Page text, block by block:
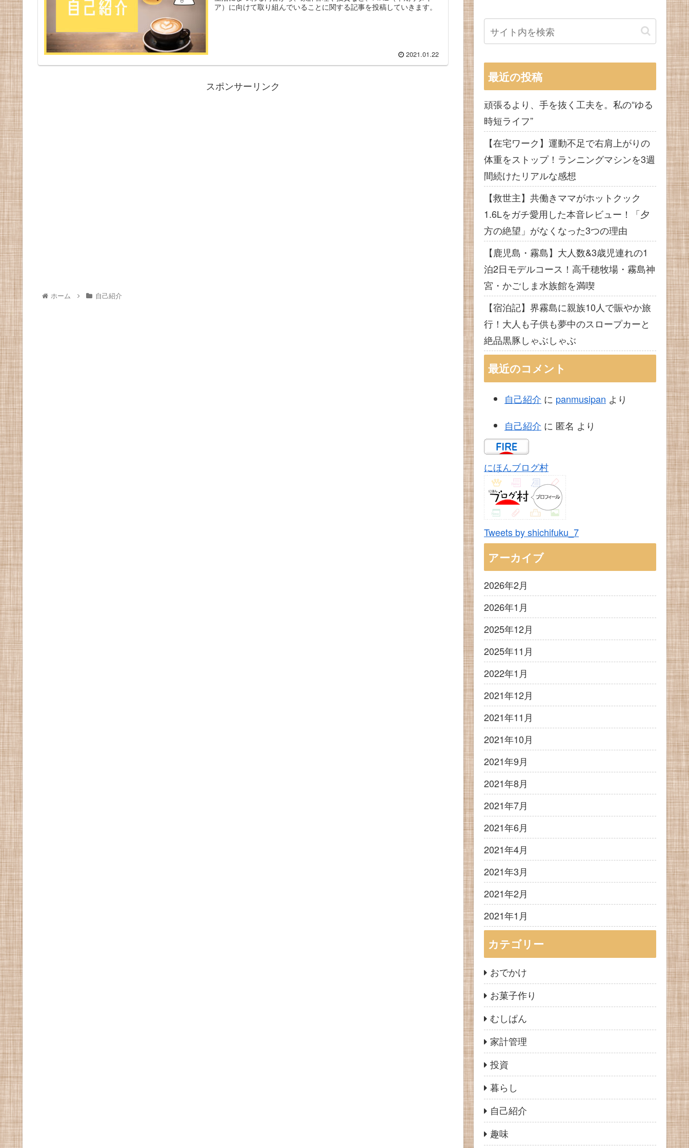
ア）に向けて取り組んでいることに関する記事を投稿していきます。
2021.01.22
スポンサーリンク
ホーム 自己紹介
最近の投稿
頑張るより、手を抜く工夫を。私の“ゆる
時短ライフ”
【在宅ワーク】運動不足で右肩上がりの
体重をストップ！ランニングマシンを3週
間続けたリアルな感想
【救世主】共働きママがホットクック
1.6Lをガチ愛用した本音レビュー！「夕
方の絶望」がなくなった3つの理由
【鹿児島・霧島】大人数&3歳児連れの1
泊2日モデルコース！高千穂牧場・霧島神
宮・かごしま水族館を満喫
【宿泊記】界霧島に親族10人で賑やか旅
行！大人も子供も夢中のスロープカーと
絶品黒豚しゃぶしゃぶ
最近のコメント
自己紹介 に panmusipan より
自己紹介 に 匿名 より
にほんブログ村
Tweets by shichifuku_7
アーカイブ
2026年2月
2026年1月
2025年12月
2025年11月
2022年1月
2021年12月
2021年11月
2021年10月
2021年9月
2021年8月
2021年7月
2021年6月
2021年4月
2021年3月
2021年2月
2021年1月
カテゴリー
おでかけ
お菓子作り
むしぱん
家計管理
投資
暮らし
自己紹介
趣味